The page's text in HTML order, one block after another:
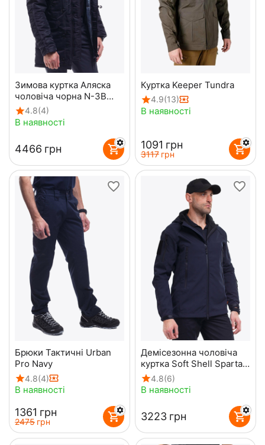
Зимова куртка Аляска
чоловіча чорна N-3B
Top Gun Black
4.8(4)
В наявності
‍4466‍ грн
Куртка Keeper Tundra
4.9(13)
В наявності
‍1091‍ грн
‍3117‍ грн
Брюки Тактичні Urban
Pro Navy
4.8(4)
В наявності
‍1361‍ грн
‍2475‍ грн
Демісезонна чоловіча
куртка Soft Shell Spartan
Navy
4.8(6)
В наявності
‍3223‍ грн